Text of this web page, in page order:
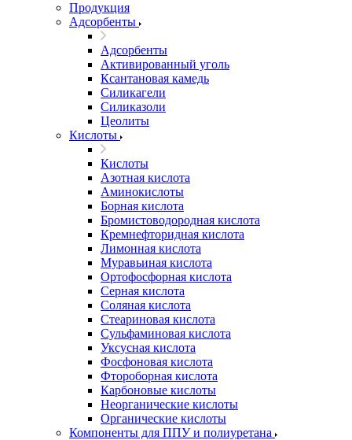
Продукция
Адсорбенты
Адсорбенты
Активированный уголь
Ксантановая камедь
Силикагели
Силиказоли
Цеолиты
Кислоты
Кислоты
Азотная кислота
Аминокислоты
Борная кислота
Бромистоводородная кислота
Кремнефторидная кислота
Лимонная кислота
Муравьиная кислота
Ортофосфорная кислота
Серная кислота
Соляная кислота
Стеариновая кислота
Сульфаминовая кислота
Уксусная кислота
Фосфоновая кислота
Фтороборная кислота
Карбоновые кислоты
Неорганические кислоты
Органические кислоты
Компоненты для ППУ и полиуретана